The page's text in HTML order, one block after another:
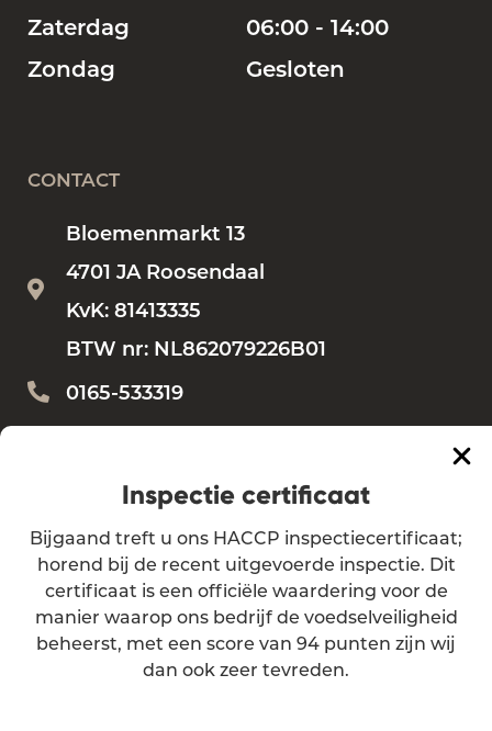
Zaterdag
06:00 - 14:00
Zondag
Gesloten
CONTACT
Bloemenmarkt 13
4701 JA Roosendaal
KvK: 81413335
BTW nr: NL862079226B01
0165-533319
Algemene voorwaarden
Privacy verklaring
Inspectie certificaat
Bijgaand treft u ons HACCP inspectiecertificaat;
horend bij de recent uitgevoerde inspectie. Dit
certificaat is een officiële waardering voor de
manier waarop ons bedrijf de voedselveiligheid
beheerst, met een score van 94 punten zijn wij
dan ook zeer tevreden.